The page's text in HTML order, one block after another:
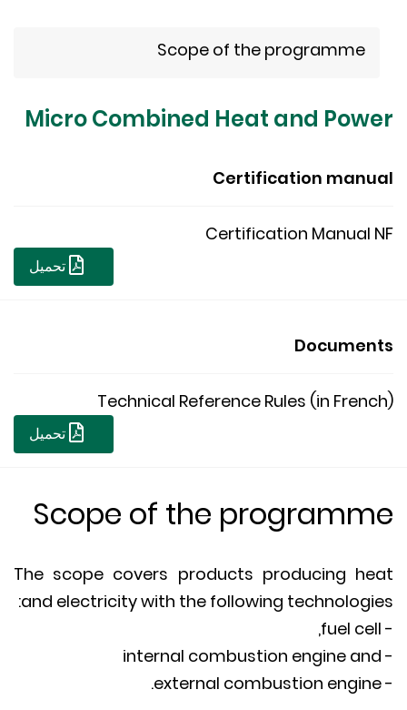
Scope of the programme
Micro Combined Heat and
Certification
Certification Manual
تحميل
Technical Reference Rules (in
تحميل
Scope of the
The scope covers products producing
and electricity with the following